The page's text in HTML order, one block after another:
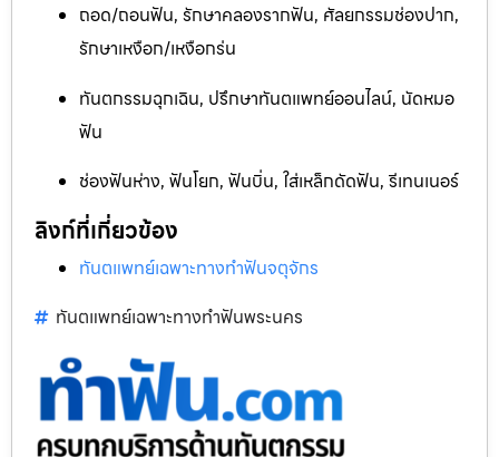
ถอด/ถอนฟัน, รักษาคลองรากฟัน, ศัลยกรรมช่องปาก,
รักษาเหงือก/เหงือกร่น
ทันตกรรมฉุกเฉิน, ปรึกษาทันตแพทย์ออนไลน์, นัดหมอ
ฟัน
ช่องฟันห่าง, ฟันโยก, ฟันบิ่น, ใส่เหล็กดัดฟัน, รีเทนเนอร์
ลิงก์ที่เกี่ยวข้อง
ทันตแพทย์เฉพาะทางทำฟันจตุจักร
ทันตแพทย์เฉพาะทางทำฟันพระนคร